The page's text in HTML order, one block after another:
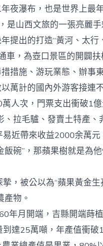
瀑布，也是世界上最
是山西文旅的一張亮麗手
出的打造“黃河、太行
車，為壺口景區的開闢
措施、游玩業態、辦事
萬計的國內外游客接連
次，門票支出衝破1億
拉毛驢、發賣土特產、
近帶來收益2000余萬元
碗”，那蘋果樹就是為他
被公以為“蘋果黃金生
物。
年月開端，吉縣開端蒔
達25萬噸，年產值衝破